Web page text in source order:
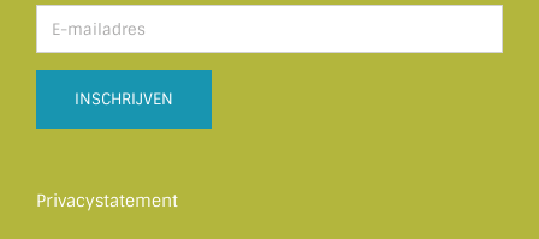
Privacystatement